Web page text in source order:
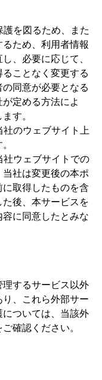
を図るため、また
ため、利用者情報
、必要に応じて、
ことなく変更する
同意が必要となる
定める方法によ
す。
のウェブサイト上
ウェブサイトでの
社は変更後の本ポ
取得したものを含
後、本サービスを
に同意したとみな
するサービス以外
、これら外部サー
ついては、当該外
確認ください。